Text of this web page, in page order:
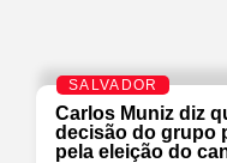
SALVADOR
Carlos Muniz diz
decisão do grupo
pela eleição do